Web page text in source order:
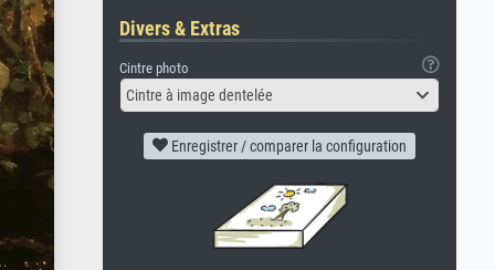
Divers & Extras
Cintre photo
Cintre à image dentelée
Enregistrer / comparer la configuration